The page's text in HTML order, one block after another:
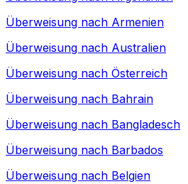
Überweisung nach Armenien
Überweisung nach Australien
Überweisung nach Österreich
Überweisung nach Bahrain
Überweisung nach Bangladesch
Überweisung nach Barbados
Überweisung nach Belgien